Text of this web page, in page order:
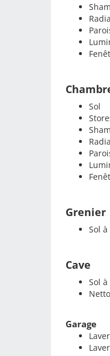
Sol
Grenier
Sol
Cave
Sol
Garage